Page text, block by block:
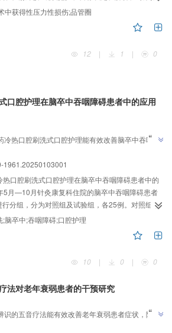
认、标准化、检讨与改进，依次推进，对预防俯
进行改善，比较品管圈活动实施前和实施后俯卧位
分别选取品管圈活动实施前230例俯卧位手术患者
卧位手术患者为研究对象，俯卧位手术患者IAPI发
改善后的1.72%，差异有统计学意义（P＜
位手术患者IAPI发生率，提高优质护理服务水平，
理体系提供了重要参考依据。
中获得性压力性损伤;品管圈
12
| 1 | 0
口腔护理在脑卒中吞咽障碍患者中的应用
冷热口腔刷洗式口腔护理能有效改善脑卒中吞咽障
咽能力。
”
1961.20250103001
热口腔刷洗式口腔护理在脑卒中吞咽障碍患者中的
5月—10月针灸康复科住院的脑卒中吞咽障碍患者
分组，分为对照组及试验组，各25例。对照组采
采用改良中药冷热口腔刷洗式口腔护理。比较两
功能、吞咽功能、肺部感染发生率。结果使用改良
、14 d和30 d，试验组患者口腔卫生状况评分低于
P＜0.05）；护理后14 d和30 d，试验组患者口腔
照组，差异有统计学意义（P＜0.05）；两组患者
脑卒中吞咽障碍患者口腔卫生状况、口腔功能及
脑卒中;吞咽障碍;口腔护理
10
| 0 | 0
法对老年衰弱患者的干预研究
识的五音疗法能有效改善老年衰弱患者症状，降低
和临床疗效。
”